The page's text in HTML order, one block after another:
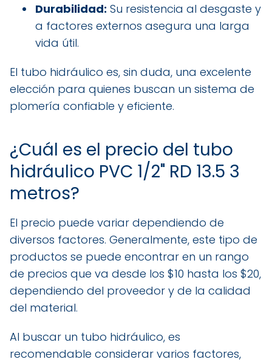
Durabilidad: Su resistencia al desgaste y
a factores externos asegura una larga
vida útil.
El tubo hidráulico es, sin duda, una excelente
elección para quienes buscan un sistema de
plomería confiable y eficiente.
¿Cuál es el precio del tubo
hidráulico PVC 1/2" RD 13.5 3
metros?
El precio puede variar dependiendo de
diversos factores. Generalmente, este tipo de
productos se puede encontrar en un rango
de precios que va desde los $10 hasta los $20,
dependiendo del proveedor y de la calidad
del material.
Al buscar un tubo hidráulico, es
recomendable considerar varios factores,